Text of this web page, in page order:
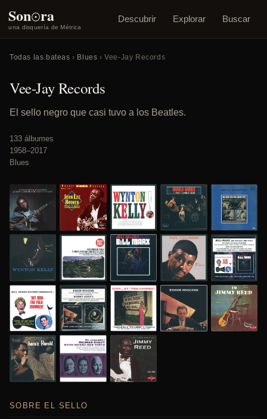
Son o
ra
una disquería de Métrica
Descubrir Explorar Buscar
Todas las bateas › Blues › Vee-Jay Records
Vee-Jay Records
El sello negro que casi tuvo a los Beatles.
133 álbumes
1958–2017
Blues
SOBRE EL SELLO